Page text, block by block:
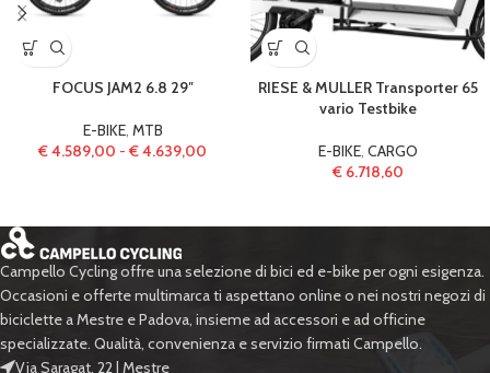
FOCUS JAM2 6.8 29″
E-BIKE, MTB
€4.589,00 - €4.639,00
RIESE & MULLER Transporter 65
vario Testbike
E-BIKE, CARGO
€6.718,60
Campello Cycling offre una selezione di bici ed e-bike per ogni esigenza.
Occasioni e offerte multimarca ti aspettano online o nei nostri negozi di
biciclette a Mestre e Padova, insieme ad accessori e ad officine
specializzate. Qualità, convenienza e servizio firmati Campello.
Via Saragat, 22 | Mestre